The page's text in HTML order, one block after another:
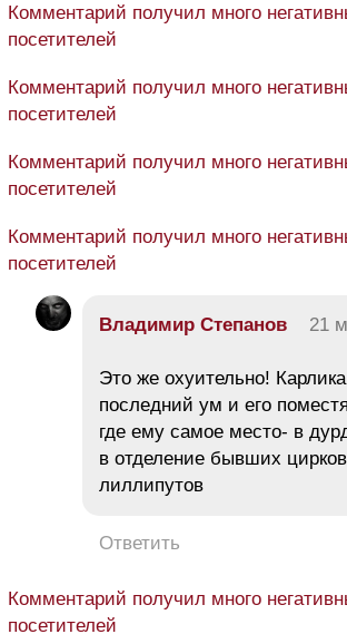
Комментарий получил много
посетителей
Комментарий получил много
посетителей
Комментарий получил много
посетителей
Комментарий получил много
посетителей
Владимир Степанов 21
Это же охуительно!
последний ум и его
где ему самое место- в
в отделение бывших
лиллипутов
Ответить
Комментарий получил много
посетителей